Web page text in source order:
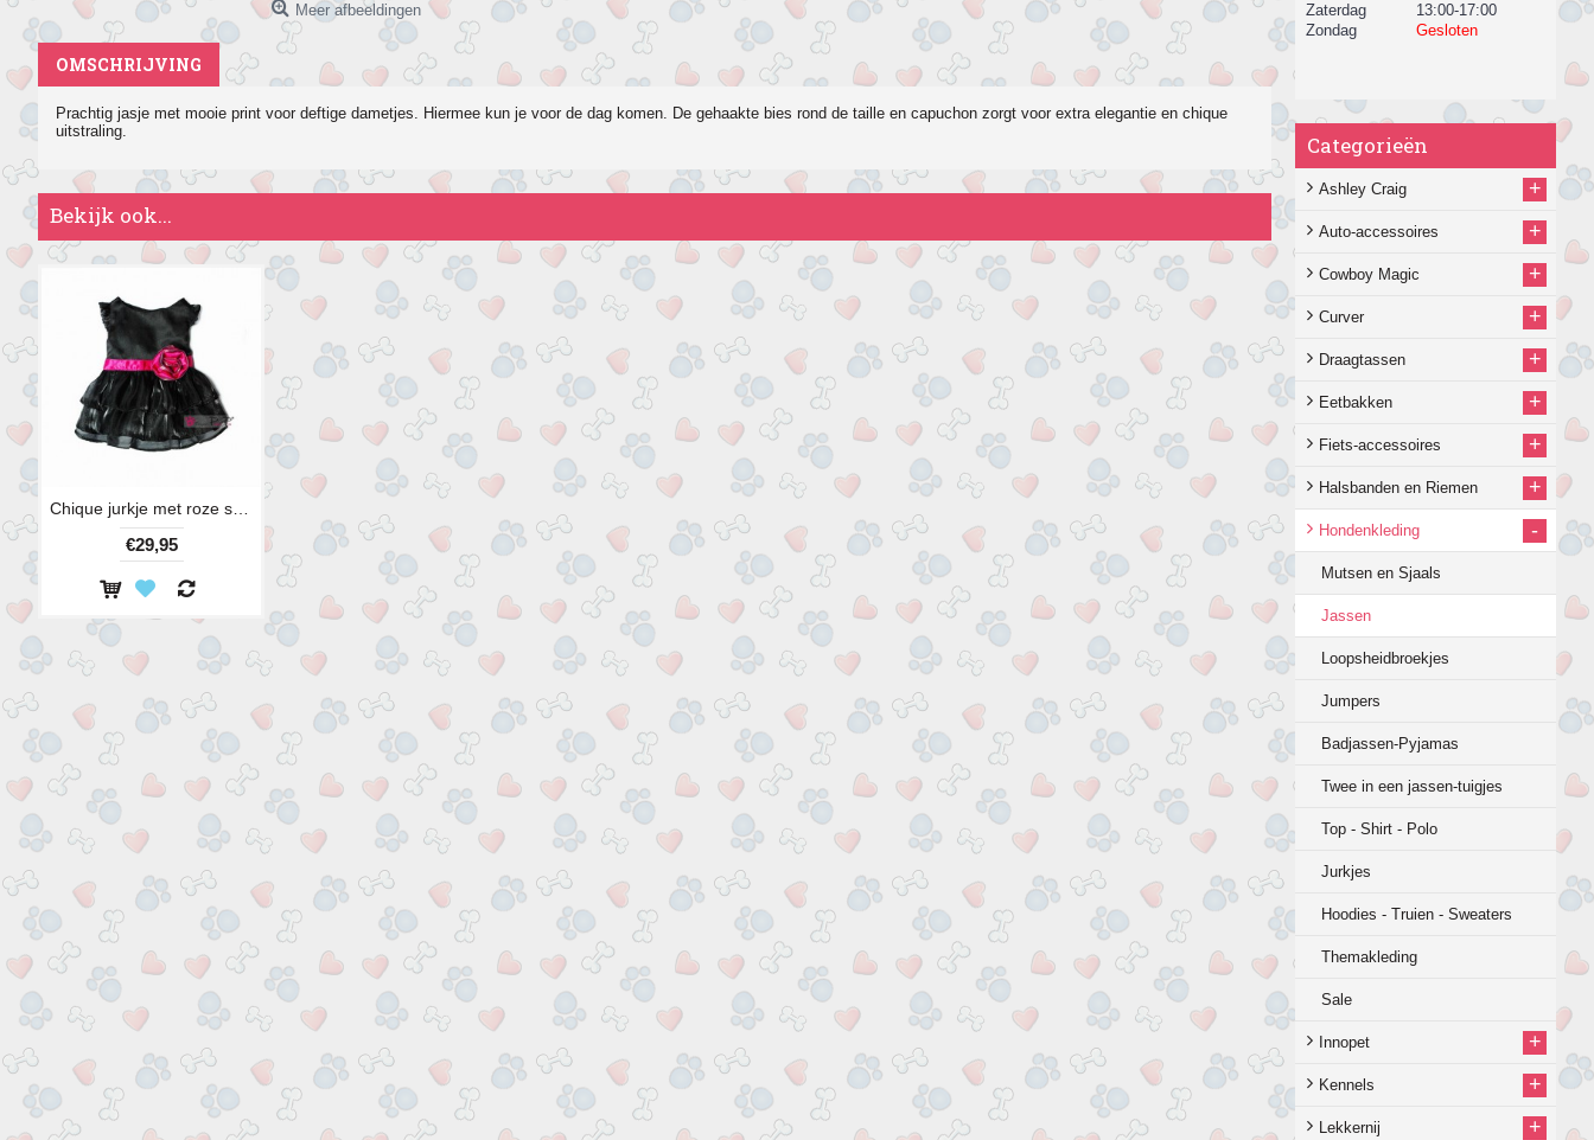
Zaterdag
13:00-17:00
Zondag
Gesloten
Categorieën
Ashley Craig +
Auto-accessoires +
Cowboy Magic +
Curver +
Draagtassen +
Eetbakken +
Fiets-accessoires +
Halsbanden en Riemen +
Hondenkleding -
Mutsen en Sjaals
Jassen
Loopsheidbroekjes
Jumpers
Badjassen-Pyjamas
Twee in een jassen-tuigjes
Top - Shirt - Polo
Jurkjes
Hoodies - Truien - Sweaters
Themakleding
Sale
Innopet +
Kennels +
Lekkernij +
Meer afbeeldingen
OMSCHRIJVING
Prachtig jasje met mooie print voor deftige dametjes. Hiermee kun je voor de dag komen. De gehaakte bies rond de taille en capuchon zorgt voor extra elegantie en chique
uitstraling.
Bekijk ook...
€29,95